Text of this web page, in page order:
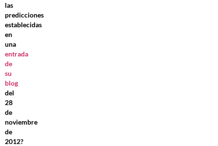
las
predicciones
establecidas
en
una
entrada
de
su
blog
del
28
de
noviembre
de
2012?